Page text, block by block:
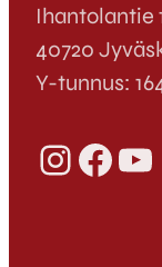
Ihantolantie
40720
Y-tunnus:
InstagramFacebook YouTube